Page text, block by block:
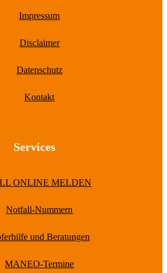
Impressum
Disclaimer
Datenschutz
Kontakt
Services
ONLINE MELDEN
Notfall-Nummern
und Beratungen
MANEO-Termine